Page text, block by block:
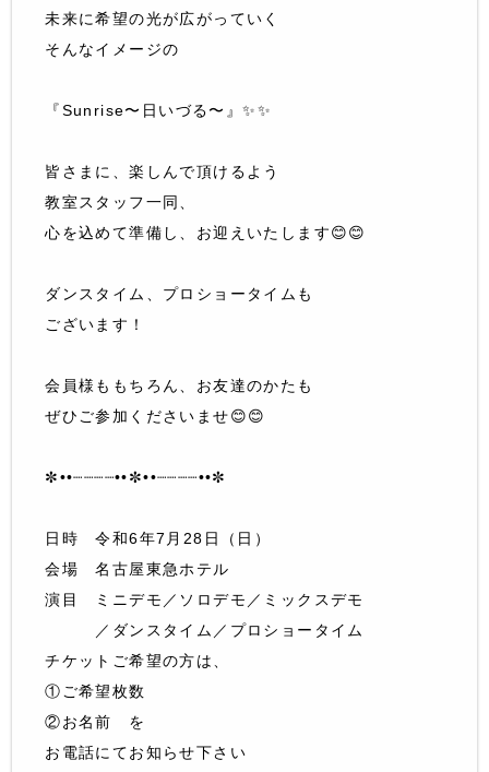
未来に希望の光が広がっていく
そんなイメージの
『Sunrise〜日いづる〜』✨✨
皆さまに、楽しんで頂けるよう
教室スタッフ一同、
心を込めて準備し、お迎えいたします😊😊
ダンスタイム、プロショータイムも
ございます！
会員様ももちろん、お友達のかたも
ぜひご参加くださいませ😊😊
✼••┈┈┈┈••✼••┈┈┈┈••✼
日時 令和6年7月28日（日）
会場 名古屋東急ホテル
演目 ミニデモ／ソロデモ／ミックスデモ
／ダンスタイム／プロショータイム
チケットご希望の方は、
①ご希望枚数
②お名前 を
お電話にてお知らせ下さい